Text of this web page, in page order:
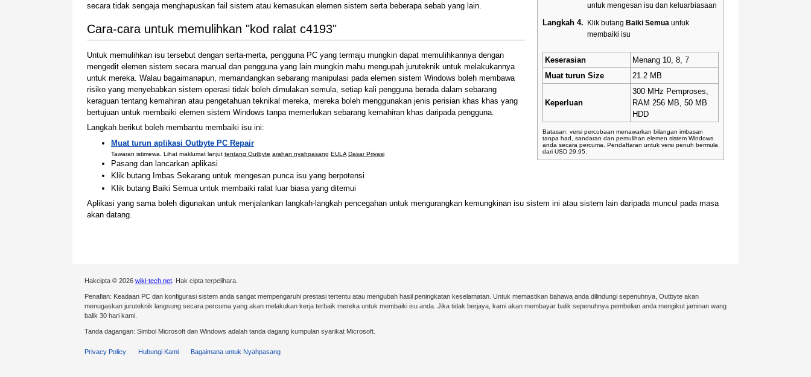
untuk mengesan isu dan keluarbiasaan
Langkah 4. Klik butang Baiki Semua untuk
membaiki isu
Keserasian
Menang 10, 8, 7
Muat turun Size
21.2 MB
Keperluan
300 MHz Pemproses,
RAM 256 MB, 50 MB
HDD
Batasan: versi percubaan menawarkan bilangan imbasan
tanpa had, sandaran dan pemulihan elemen sistem Windows
anda secara percuma. Pendaftaran untuk versi penuh bermula
dari USD 29.95.
secara tidak sengaja menghapuskan fail sistem atau kemasukan elemen sistem serta beberapa sebab yang lain.
Cara-cara untuk memulihkan "kod ralat c4193"
Untuk memulihkan isu tersebut dengan serta-merta, pengguna PC yang termaju mungkin dapat memulihkannya dengan
mengedit elemen sistem secara manual dan pengguna yang lain mungkin mahu mengupah juruteknik untuk melakukannya
untuk mereka. Walau bagaimanapun, memandangkan sebarang manipulasi pada elemen sistem Windows boleh membawa
risiko yang menyebabkan sistem operasi tidak boleh dimulakan semula, setiap kali pengguna berada dalam sebarang
keraguan tentang kemahiran atau pengetahuan teknikal mereka, mereka boleh menggunakan jenis perisian khas khas yang
bertujuan untuk membaiki elemen sistem Windows tanpa memerlukan sebarang kemahiran khas daripada pengguna.
Langkah berikut boleh membantu membaiki isu ini:
Muat turun aplikasi Outbyte PC Repair
Tawaran istimewa. Lihat maklumat lanjut tentang Outbyte arahan nyahpasang EULA Dasar Privasi
Pasang dan lancarkan aplikasi
Klik butang Imbas Sekarang untuk mengesan punca isu yang berpotensi
Klik butang Baiki Semua untuk membaiki ralat luar biasa yang ditemui
Aplikasi yang sama boleh digunakan untuk menjalankan langkah-langkah pencegahan untuk mengurangkan kemungkinan isu sistem ini atau sistem lain daripada muncul pada masa
akan datang.
Hakcipta © 2026 wiki-tech.net . Hak cipta terpelihara.
Penafian: Keadaan PC dan konfigurasi sistem anda sangat mempengaruhi prestasi tertentu atau mengubah hasil peningkatan keselamatan. Untuk memastikan bahawa anda dilindungi sepenuhnya, Outbyte akan
menugaskan juruteknik langsung secara percuma yang akan melakukan kerja terbaik mereka untuk membaiki isu anda. Jika tidak berjaya, kami akan membayar balik sepenuhnya pembelian anda mengikut jaminan wang
balik 30 hari kami.
Tanda dagangan: Simbol Microsoft dan Windows adalah tanda dagang kumpulan syarikat Microsoft.
Privacy Policy Hubungi Kami Bagaimana untuk Nyahpasang